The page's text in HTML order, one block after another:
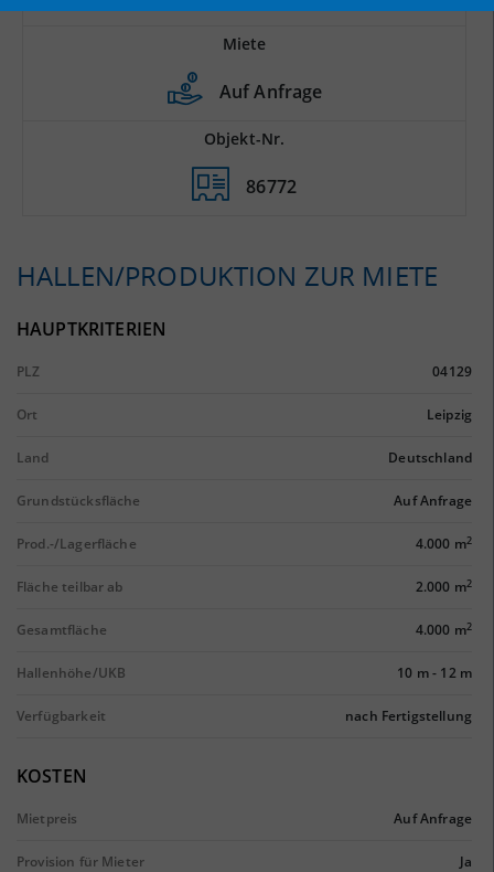
Miete
Auf Anfrage
Objekt-Nr.
86772
HALLEN/PRODUKTION ZUR MIETE
HAUPTKRITERIEN
PLZ 04129
Ort Leipzig
Land Deutschland
Grundstücksfläche Auf Anfrage
Prod.-/Lagerfläche 4.000 m2
Fläche teilbar ab 2.000 m2
Gesamtfläche 4.000 m2
Hallenhöhe/UKB 10 m- 12 m
Verfügbarkeit nach Fertigstellung
KOSTEN
Mietpreis Auf Anfrage
Provision für Mieter Ja